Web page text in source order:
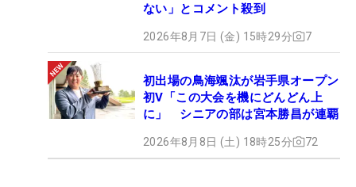
ない」とコメント殺到
2026年8月7日 (金) 15時29分 7
初出場の鳥海颯汰が岩手県オープン
初V「この大会を機にどんどん上
に」 シニアの部は宮本勝昌が連覇
2026年8月8日 (土) 18時25分 72